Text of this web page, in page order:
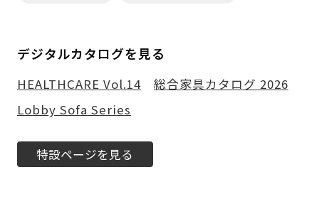
デジタルカタログを見る
HEALTHCARE Vol.14
総合家具カタログ 2026
Lobby Sofa Series
特設ページを見る